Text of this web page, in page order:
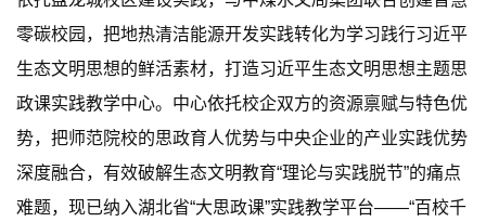
零碳校园，把地热清洁能源开发实践转化为学习践行习近平
生态文明思想的鲜活素材，打造习近平生态文明思想主题思
政课实践教学中心。中心依托校企双方的资源禀赋与特色优
势，把师范院校的思政育人优势与中央企业的产业实践优势
深度融合，有效破解生态文明教育“理论与实践脱节”的痛点
难题，现已纳入湖北省“大思政课”实践教学平台——“百校千